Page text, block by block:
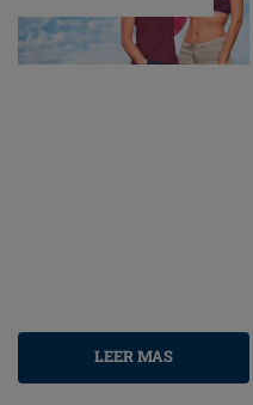
LEER MAS